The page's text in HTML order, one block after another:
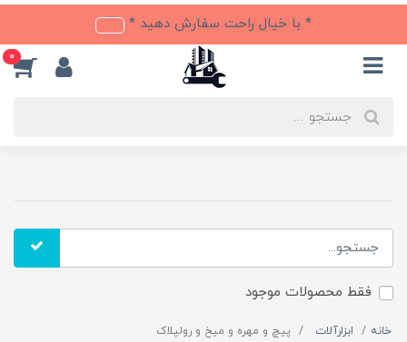
* با خیال راحت سفارش دهید *
0
فقط محصولات موجود
خانه ابزارآلات پیچ و مهره و میخ و رولپلاک